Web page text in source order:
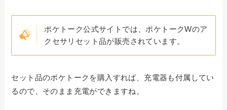
ポケトーク公式サイトでは、ポケトークWのア
クセサリセット品が販売されています。
セット品のポケトークを購入すれば、充電器も付属してい
るので、そのまま充電ができますね。